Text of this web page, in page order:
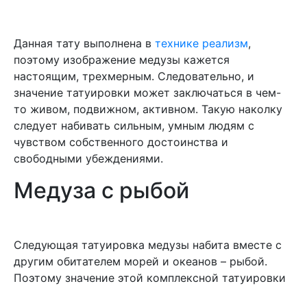
Данная тату выполнена в технике реализм,
поэтому изображение медузы кажется
настоящим, трехмерным. Следовательно, и
значение татуировки может заключаться в чем-
то живом, подвижном, активном. Такую наколку
следует набивать сильным, умным людям с
чувством собственного достоинства и
свободными убеждениями.
Медуза с рыбой
Следующая татуировка медузы набита вместе с
другим обитателем морей и океанов – рыбой.
Поэтому значение этой комплексной татуировки